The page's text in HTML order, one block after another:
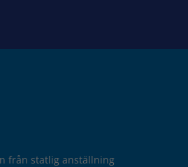
från statlig anställning